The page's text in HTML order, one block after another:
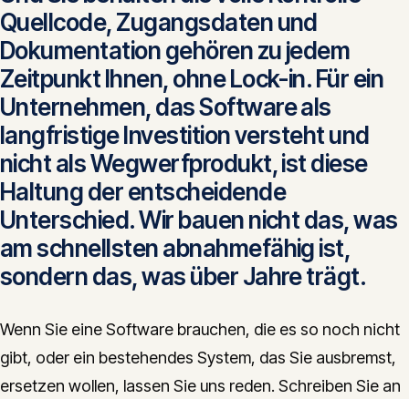
Quellcode, Zugangsdaten und
Dokumentation gehören zu jedem
Zeitpunkt Ihnen, ohne Lock-in. Für ein
Unternehmen, das Software als
langfristige Investition versteht und
nicht als Wegwerfprodukt, ist diese
Haltung der entscheidende
Unterschied. Wir bauen nicht das, was
am schnellsten abnahmefähig ist,
sondern das, was über Jahre trägt.
Wenn Sie eine Software brauchen, die es so noch nicht
gibt, oder ein bestehendes System, das Sie ausbremst,
ersetzen wollen, lassen Sie uns reden. Schreiben Sie an